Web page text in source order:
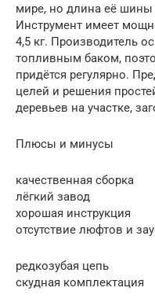
мире, но длина её
Инструмент имеет
4,5 кг. Производитель
топливным баком,
придётся регулярно.
целей и решения
деревьев на участке,
Плюсы и минусы
качественная сборка
лёгкий завод
хорошая инструкция
отсутствие люфтов и
редкозубая цепь
скудная комплектация